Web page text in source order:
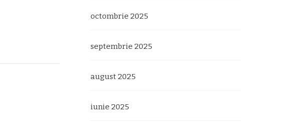
octombrie 2025
septembrie 2025
august 2025
iunie 2025